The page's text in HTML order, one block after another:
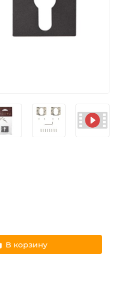
В корзину